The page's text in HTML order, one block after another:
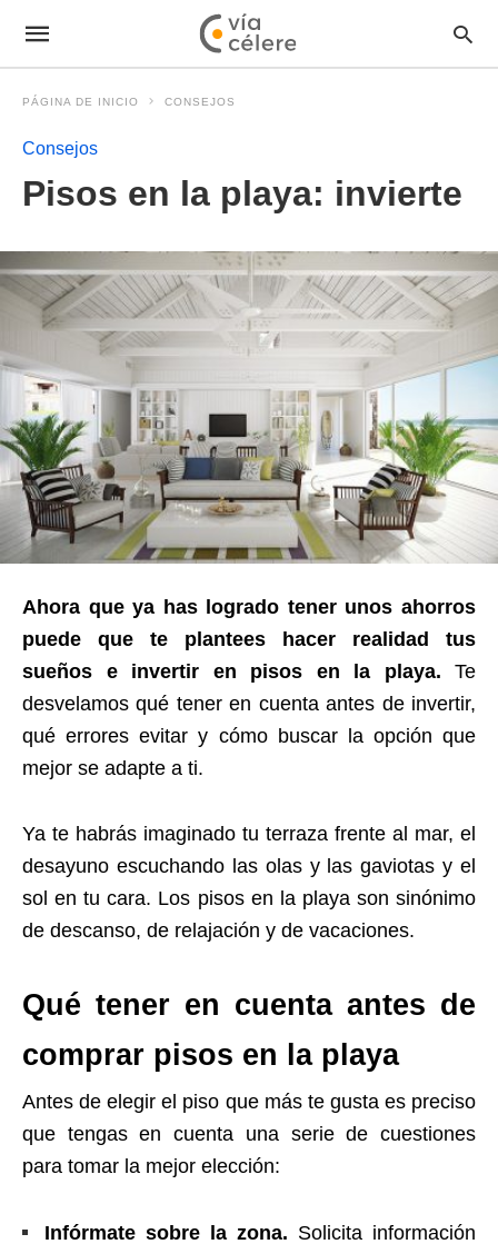
PÁGINA DE INICIO CONSEJOS
Consejos
Pisos en la playa: invierte
Ahora que ya has logrado tener unos ahorros
puede que te plantees hacer realidad tus
sueños e invertir en pisos en la playa. Te
desvelamos qué tener en cuenta antes de invertir,
qué errores evitar y cómo buscar la opción que
mejor se adapte a ti.
Ya te habrás imaginado tu terraza frente al mar, el
desayuno escuchando las olas y las gaviotas y el
sol en tu cara. Los pisos en la playa son sinónimo
de descanso, de relajación y de vacaciones.
Qué tener en cuenta antes de
comprar pisos en la playa
Antes de elegir el piso que más te gusta es preciso
que tengas en cuenta una serie de cuestiones
para tomar la mejor elección:
Infórmate sobre la zona. Solicita información